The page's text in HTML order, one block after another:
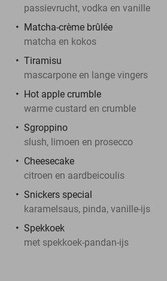
passievrucht, vodka en vanille
Matcha-crème brûlée
matcha en kokos
Tiramisu
mascarpone en lange vingers
Hot apple crumble
warme custard en crumble
Sgroppino
slush, limoen en prosecco
Cheesecake
citroen en aardbeicoulis
Snickers special
karamelsaus, pinda, vanille-ijs
Spekkoek
met spekkoek-pandan-ijs